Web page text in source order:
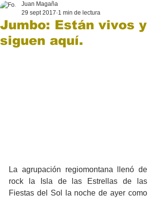
Jumbo: Están vivos y
siguen aquí.
Juan Magaña
29 sept 2017 1 min de lectura
La agrupación regiomontana llenó de
rock la Isla de las Estrellas de las
Fiestas del Sol la noche de ayer como